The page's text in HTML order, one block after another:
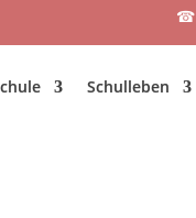
☎
Schulleben